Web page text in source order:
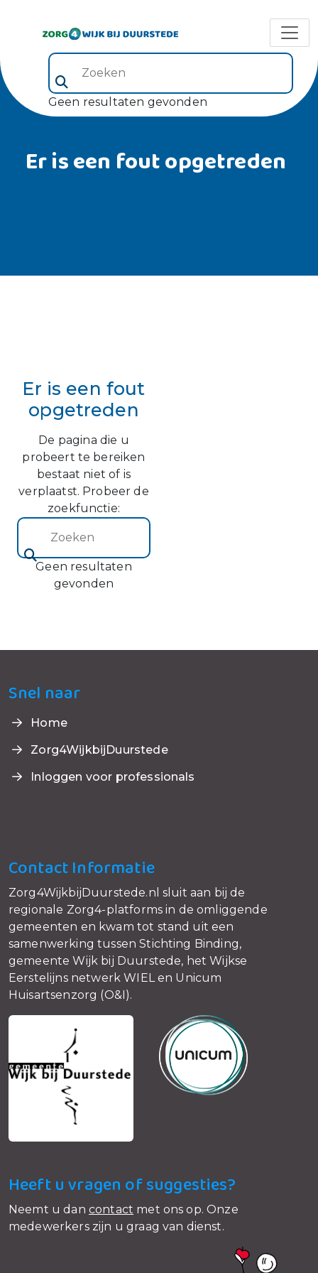
Zoeken (veld 5)
Geen resultaten gevonden
Er is een fout opgetreden
Er is een fout
opgetreden
De pagina die u
probeert te bereiken
bestaat niet of is
verplaatst. Probeer de
zoekfunctie:
Zoeken (2)
Geen resultaten
gevonden
Snel naar
Home
Zorg4WijkbijDuurstede
Inloggen voor professionals
Contact Informatie
Zorg4WijkbijDuurstede.nl sluit aan bij de
regionale Zorg4-platforms in de omliggende
gemeenten en kwam tot stand uit een
samenwerking tussen Stichting Binding,
gemeente Wijk bij Duurstede, het Wijkse
Eerstelijns netwerk WIEL en Unicum
Huisartsenzorg (O&I).
Heeft u vragen of suggesties?
Neemt u dan contact met ons op. Onze
medewerkers zijn u graag van dienst.